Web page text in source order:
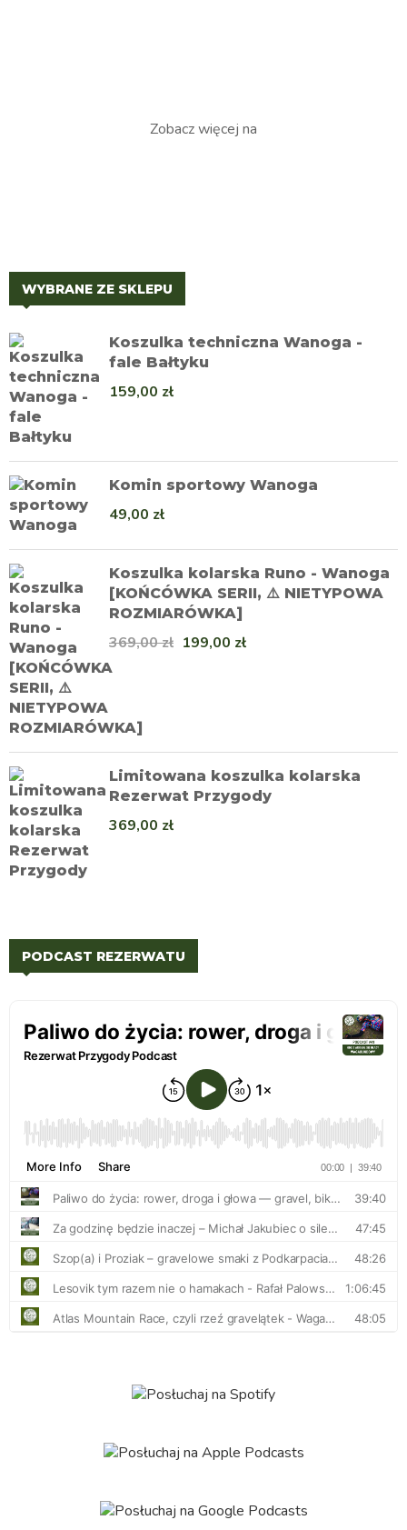
Zobacz więcej na
WYBRANE ZE SKLEPU
Koszulka techniczna Wanoga -
fale Bałtyku
159,00 zł
Komin sportowy Wanoga
49,00 zł
Koszulka kolarska Runo - Wanoga
[KOŃCÓWKA SERII, ⚠️ NIETYPOWA
ROZMIARÓWKA]
369,00zł 199,00 zł
Limitowana koszulka kolarska
Rezerwat Przygody
369,00 zł
PODCAST REZERWATU